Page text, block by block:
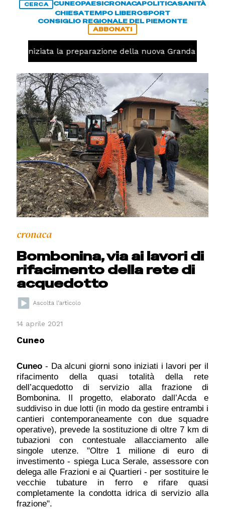
CERCA CUNEOPAESICRONACAPOLITICASANITÀ
CHIESATEMPO LIBEROSPORT
CONSIGLIO REGIONALE DEL PIEMONTE
ABBONATI
iniziata la preparazione della nuova Granda Volley
cronaca
Bombonina, via ai lavori di
rifacimento della rete di
acquedotto
14 aprile 2021
Cuneo
Cuneo - Da alcuni giorni sono iniziati i lavori per il
rifacimento della quasi totalità della rete
dell’acquedotto di servizio alla frazione di
Bombonina. Il progetto, elaborato dall’Acda e
suddiviso in due lotti (in modo da gestire entrambi i
cantieri contemporaneamente con due squadre
operative), prevede la sostituzione di oltre 7 km di
tubazioni con contestuale allacciamento alle
singole utenze. "Oltre 1 milione di euro di
investimento - spiega Luca Serale, assessore con
delega alle Frazioni e ai Quartieri - per sostituire le
vecchie tubature in ferro e rifare quasi
completamente la condotta idrica di servizio alla
frazione".